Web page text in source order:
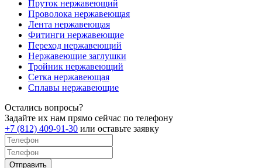
Пруток нержавеющий
Проволока нержавеющая
Лента нержавеющая
Фитинги нержавеющие
Переход нержавеющий
Нержавеющие заглушки
Тройник нержавеющий
Сетка нержавеющая
Сплавы нержавеющие
Остались вопросы?
Задайте их нам прямо сейчас по телефону
+7 (812) 409-91-30 или оставьте заявку